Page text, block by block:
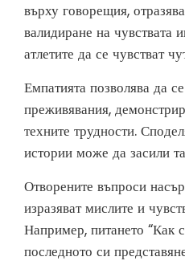
върху говорещия,
валидиране на чувствата
атлетите да се чувстват
Емпатията позволява да
преживявания,
техните трудности.
истории може да засили
Отворените въпроси
изразяват мислите и
Например, питането “Как
последното си